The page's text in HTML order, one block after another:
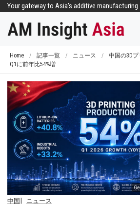
Your gateway to Asia's additive manufacturing
Home / 記事一覧 / ニュース /
中国の3D
Q1に前年比54%増
中国 ニュース